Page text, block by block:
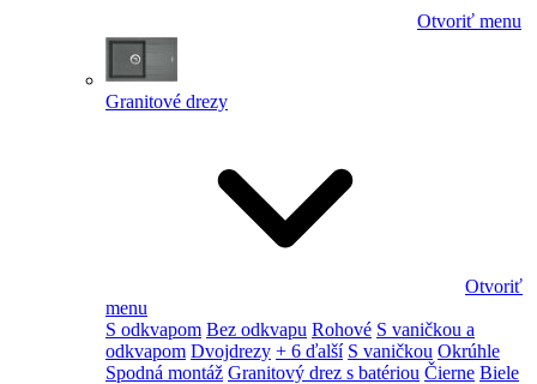
Otvoriť menu
Granitové drezy
Otvoriť
menu
S odkvapom Bez odkvapu Rohové S vaničkou a
odkvapom Dvojdrezy + 6 ďalší S vaničkou Okrúhle
Spodná montáž Granitový drez s batériou Čierne Biele